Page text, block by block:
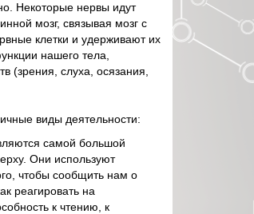
Некоторые нервы идут
мозг, связывая мозг с
клетки и удерживают их
нашего тела,
(зрения, слуха, осязания,
виды деятельности:
самой большой
Они используют
чтобы сообщить нам о
реагировать на
к чтению, к